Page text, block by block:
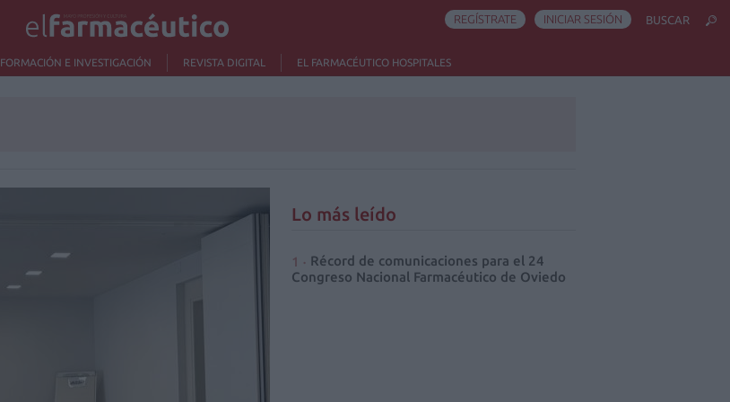
FORMACIÓN E INVESTIGACIÓN REVISTA DIGITAL EL FARMACÉUTICO HOSPITALES
REGÍSTRATE INICIAR SESIÓN BUSCAR
Lo más leído
Récord de comunicaciones para el 24
Congreso Nacional Farmacéutico de Oviedo